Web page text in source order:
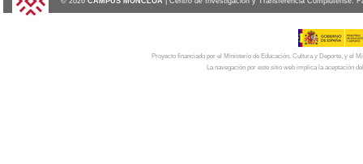
Proyecto financiado por el Ministerio de Educación, Cultura y Deporte, y el
La navegación por este sitio web implica la aceptación